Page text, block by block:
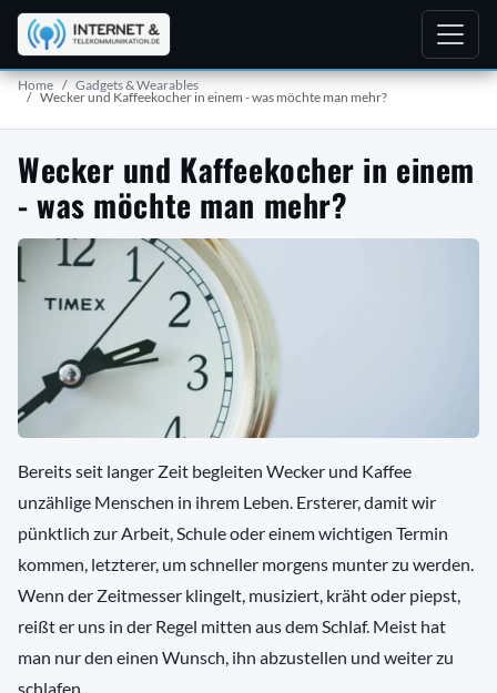
Home Gadgets & Wearables
Wecker und Kaffeekocher in einem - was möchte man mehr?
Wecker und Kaffeekocher in einem
- was möchte man mehr?
Bereits seit langer Zeit begleiten Wecker und Kaffee
unzählige Menschen in ihrem Leben. Ersterer, damit wir
pünktlich zur Arbeit, Schule oder einem wichtigen Termin
kommen, letzterer, um schneller morgens munter zu werden.
Wenn der Zeitmesser klingelt, musiziert, kräht oder piepst,
reißt er uns in der Regel mitten aus dem Schlaf. Meist hat
man nur den einen Wunsch, ihn abzustellen und weiter zu
schlafen.